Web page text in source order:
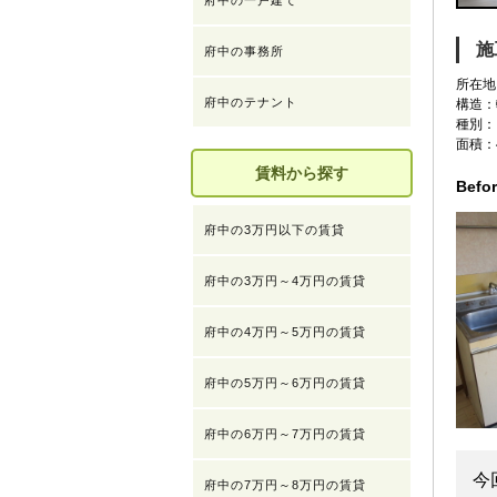
施
所在
構造
種別
面積
今
府中の事務所
府中のテナント
賃料から探す
府中の3万円以下の賃貸
府中の3万円～4万円の賃貸
府中の4万円～5万円の賃貸
府中の5万円～6万円の賃貸
府中の6万円～7万円の賃貸
府中の7万円～8万円の賃貸